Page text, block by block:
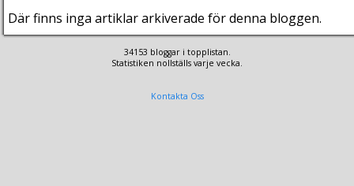
Där finns inga artiklar arkiverade för denna bloggen.
34153 bloggar i topplistan.
Statistiken nollställs varje vecka.
Kontakta Oss